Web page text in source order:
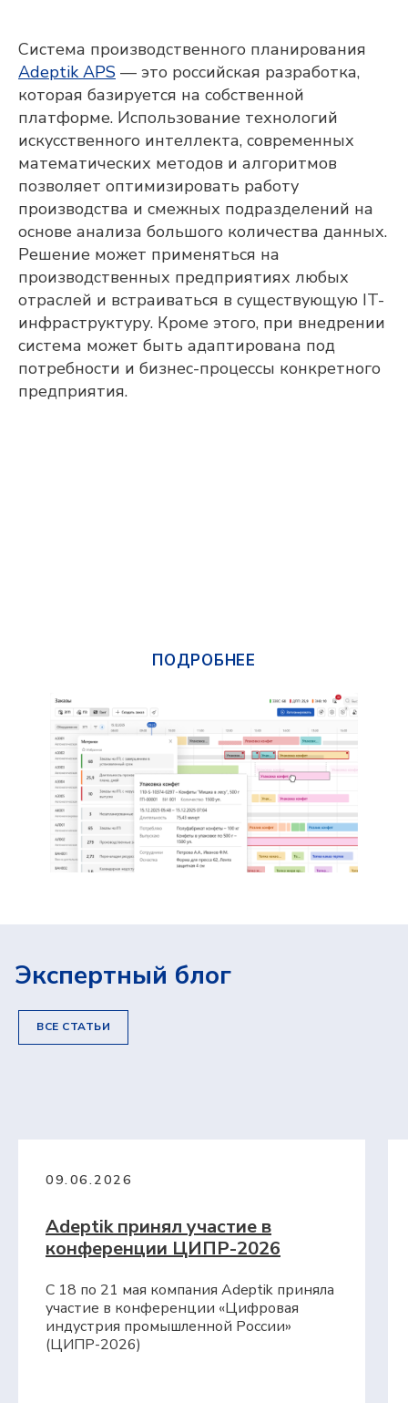
Система производственного планирования
Adeptik APS — это российская разработка,
которая базируется на собственной
платформе. Использование технологий
искусственного интеллекта, современных
математических методов и алгоритмов
позволяет оптимизировать работу
производства и смежных подразделений на
основе анализа большого количества данных.
Решение может применяться на
производственных предприятиях любых
отраслей и встраиваться в существующую IT-
инфраструктуру. Кроме этого, при внедрении
система может быть адаптирована под
потребности и бизнес-процессы конкретного
предприятия.
Экспертный блог
ВСЕ СТАТЬИ
09.06.2026
Adeptik принял участие в
конференции ЦИПР-2026
С 18 по 21 мая компания Adeptik приняла
участие в конференции «Цифровая
индустрия промышленной России»
(ЦИПР-2026)
Мы готовы оперативно ответить на
вопросы, отправить презентационные
материалы, организовать онлайн-встречу
с нашими экспертами и сделать
предварительный расчёт стоимости
проекта для вашего предприятия.
КОНТАКТНЫЙ НОМЕР ТЕЛЕФОНА
Исследования и разработка осуществляются
компанией «Адептик Плюс» при грантовой
поддержке
Фонда «Сколково»,«Фонда содействия
инновациям»
и «Российского фонда развития
информационных технологий»
Продукты
Adeptik APS
Система расширенного (синхронного)
производственного планирования
MES: МТ.Производство
Все материалы защищены авторским правом